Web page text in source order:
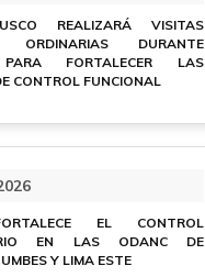
REALIZARÁ VISITAS
ORDINARIAS DURANTE
FORTALECER LAS
CONTROL FUNCIONAL
EL CONTROL
EN LAS ODANC DE
Y LIMA ESTE